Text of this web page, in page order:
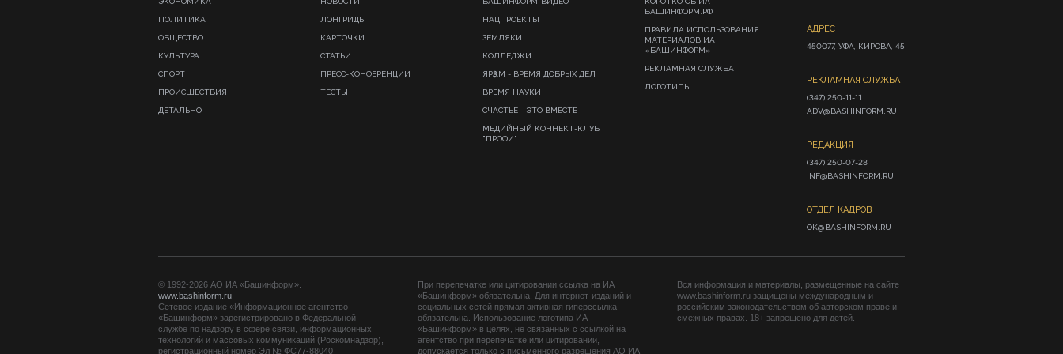
ПОЛИТИКА
ОБЩЕСТВО
КУЛЬТУРА
СПОРТ
ПРОИСШЕСТВИЯ
ДЕТАЛЬНО
ЛОНГРИДЫ
КАРТОЧКИ
СТАТЬИ
ПРЕСС-КОНФЕРЕНЦИИ
ТЕСТЫ
НАЦПРОЕКТЫ
ЗЕМЛЯКИ
КОЛЛЕДЖИ
ЯРҘАМ - ВРЕМЯ ДОБРЫХ ДЕЛ
ВРЕМЯ НАУКИ
СЧАСТЬЕ - ЭТО ВМЕСТЕ
МЕДИЙНЫЙ КОННЕКТ-КЛУБ
"ПРОФИ"
БАШИНФОРМ.РФ
ПРАВИЛА ИСПОЛЬЗОВАНИЯ
МАТЕРИАЛОВ ИА
«БАШИНФОРМ»
РЕКЛАМНАЯ СЛУЖБА
ЛОГОТИПЫ
АДРЕС
450077, УФА, КИРОВА, 45
РЕКЛАМНАЯ СЛУЖБА
(347) 250-11-11
ADV@BASHINFORM.RU
РЕДАКЦИЯ
(347) 250-07-28
INF@BASHINFORM.RU
ОТДЕЛ КАДРОВ
OK@BASHINFORM.RU
© 1992-2026 АО ИА «Башинформ».
www.bashinform.ru
Сетевое издание «Информационное агентство
«Башинформ» зарегистрировано в Федеральной
службе по надзору в сфере связи, информационных
технологий и массовых коммуникаций (Роскомнадзор),
регистрационный номер Эл № ФС77-88040
При перепечатке или цитировании ссылка на ИА
«Башинформ» обязательна. Для интернет-изданий и
социальных сетей прямая активная гиперссылка
обязательна. Использование логотипа ИА
«Башинформ» в целях, не связанных с ссылкой на
агентство при перепечатке или цитировании,
допускается только с письменного разрешения АО ИА
Вся информация и материалы, размещенные на сайте
www.bashinform.ru защищены международным и
российским законодательством об авторском праве и
смежных правах. 18+ запрещено для детей.